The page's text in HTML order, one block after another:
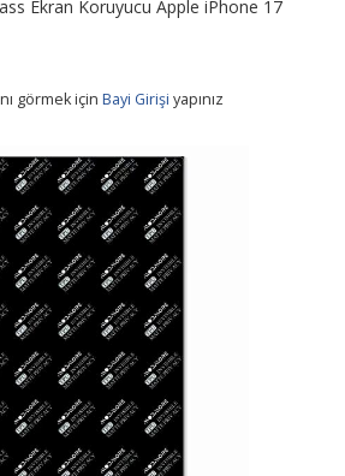
Ekran Koruyucu Apple iPhone 17
görmek için Bayi Girişi yapınız